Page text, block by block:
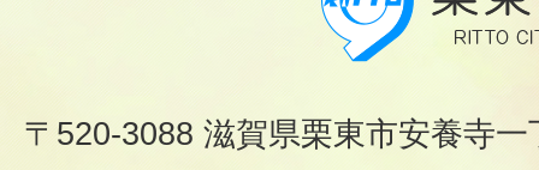
〒520-3088 滋賀県栗東市安養寺